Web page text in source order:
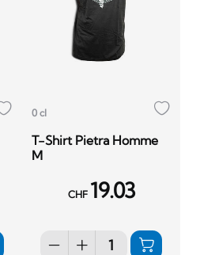
0 cl
T-Shirt Pietra Homme
M
CHF 19.03